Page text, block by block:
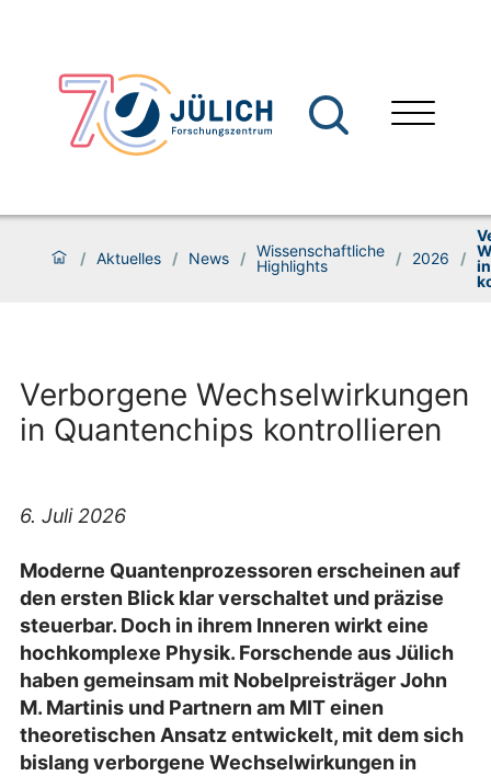
/ Aktuelles / News / Wissenschaftliche
Highlights
/ 2026 /
Verborgene Wechselwirkungen
in Quantenchips kontrollieren
6. Juli 2026
Moderne Quantenprozessoren erscheinen auf
den ersten Blick klar verschaltet und präzise
steuerbar. Doch in ihrem Inneren wirkt eine
hochkomplexe Physik. Forschende aus Jülich
haben gemeinsam mit Nobelpreisträger John
M. Martinis und Partnern am MIT einen
theoretischen Ansatz entwickelt, mit dem sich
bislang verborgene Wechselwirkungen in